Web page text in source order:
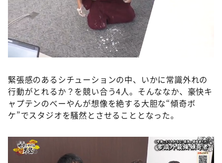
緊張感のあるシチューションの中、いかに常識外れの
行動がとれるか？を競い合う4人。そんななか、豪快キ
ャプテンのべーやんが想像を絶する大胆な“傾奇ボ
ケ”でスタジオを騒然とさせることとなった。